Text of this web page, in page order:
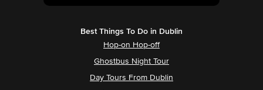
Best Things To Do in Dublin
Hop-on Hop-off
Ghostbus Night Tour
Day Tours From Dublin